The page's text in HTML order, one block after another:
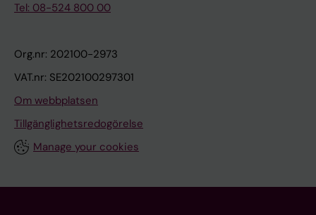
Tel: 08-524 800 00
Org.nr: 202100-2973
VAT.nr: SE202100297301
Om webbplatsen
Tillgänglighetsredogörelse
Manage your cookies